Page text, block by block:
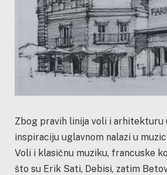
Zbog pravih linija voli i arhitekturu
inspiraciju uglavnom nalazi u
Voli i klasičnu muziku, francuske
što su Erik Sati, Debisi, zatim